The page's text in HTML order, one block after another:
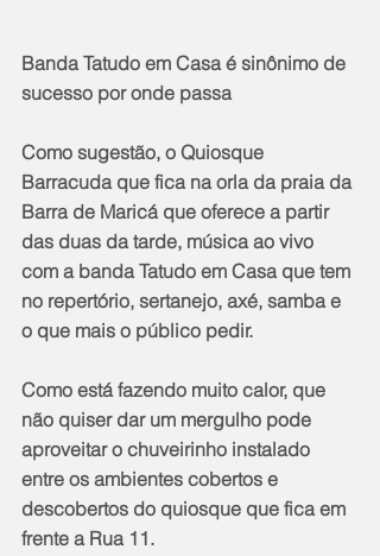
Banda Tatudo em Casa é sinônimo de
sucesso por onde passa
Como sugestão, o Quiosque
Barracuda que fica na orla da praia da
Barra de Maricá que oferece a partir
das duas da tarde, música ao vivo
com a banda Tatudo em Casa que tem
no repertório, sertanejo, axé, samba e
o que mais o público pedir.
Como está fazendo muito calor, que
não quiser dar um mergulho pode
aproveitar o chuveirinho instalado
entre os ambientes cobertos e
descobertos do quiosque que fica em
frente a Rua 11.